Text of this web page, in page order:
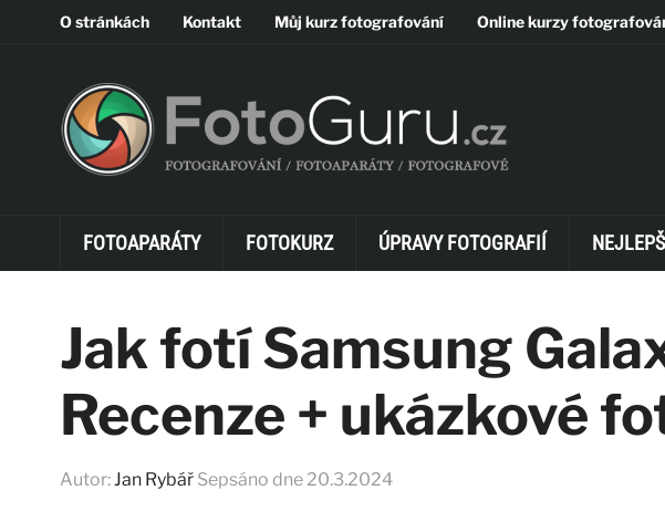
O stránkách Kontakt Můj kurz fotografování Online kurzy
FOTOAPARÁTY FOTOKURZ ÚPRAVY FOTOGRAFIÍ
Jak fotí Samsung
Recenze + ukázkové
Autor:Jan Rybář Sepsáno dne 20.3.2024